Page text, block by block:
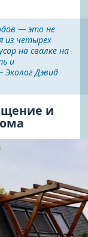
— это не
из четырех
на свалке на
и
Эколог Дэвид
и